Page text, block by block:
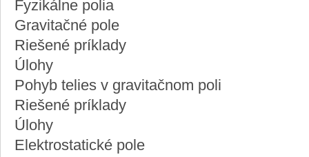
Fyzikálne polia
Gravitačné pole
Riešené príklady
Úlohy
Pohyb telies v gravitačnom poli
Riešené príklady
Úlohy
Elektrostatické pole